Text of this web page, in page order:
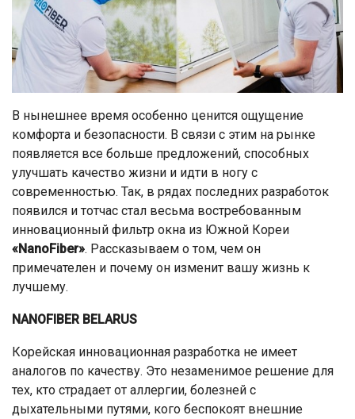
В нынешнее время особенно ценится ощущение
комфорта и безопасности. В связи с этим на рынке
появляется все больше предложений, способных
улучшать качество жизни и идти в ногу с
современностью. Так, в рядах последних разработок
появился и тотчас стал весьма востребованным
инновационный фильтр окна из Южной Кореи
«NanoFiber». Рассказываем о том, чем он
примечателен и почему он изменит вашу жизнь к
лучшему.
NANOFIBER BELARUS
Корейская инновационная разработка не имеет
аналогов по качеству. Это незаменимое решение для
тех, кто страдает от аллергии, болезней с
дыхательными путями, кого беспокоят внешние